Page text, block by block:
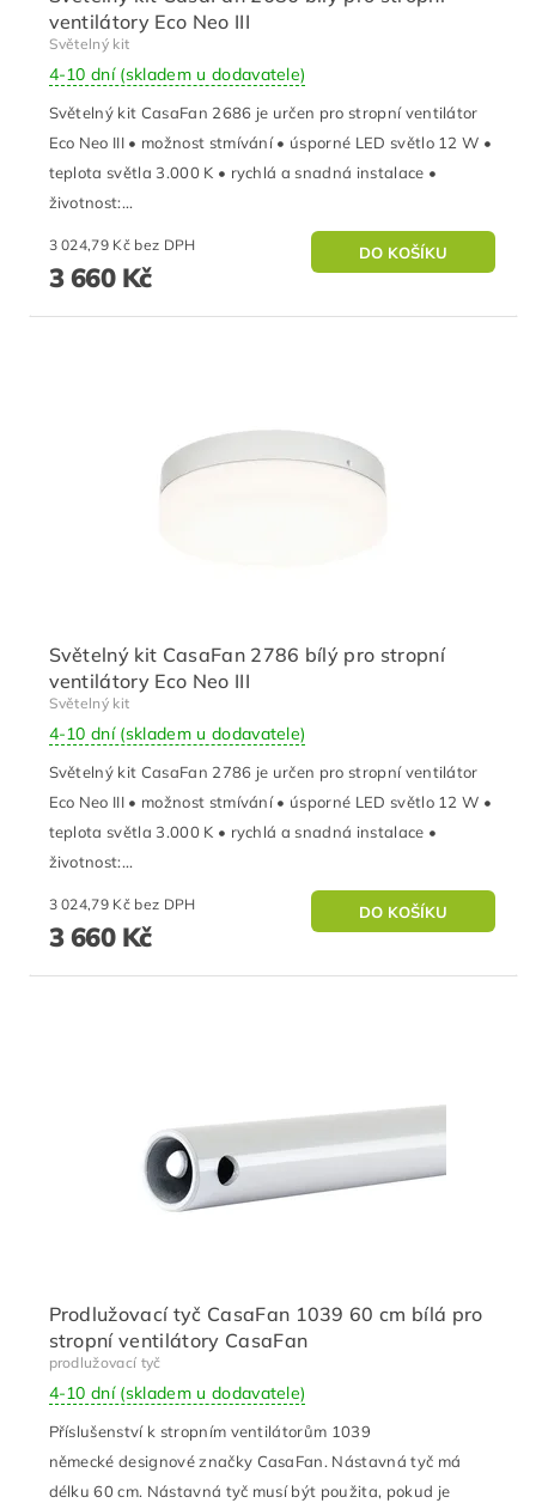
ventilátory Eco Neo III
Světelný kit
4-10 dní (skladem u dodavatele)
Světelný kit CasaFan 2686 je určen pro stropní ventilátor
Eco Neo III • možnost stmívání • úsporné LED světlo 12 W •
teplota světla 3.000 K • rychlá a snadná instalace •
životnost:...
3 024,79 Kč bez DPH
3 660 Kč
Světelný kit CasaFan 2786 bílý pro stropní
ventilátory Eco Neo III
Světelný kit
4-10 dní (skladem u dodavatele)
Světelný kit CasaFan 2786 je určen pro stropní ventilátor
Eco Neo III • možnost stmívání • úsporné LED světlo 12 W •
teplota světla 3.000 K • rychlá a snadná instalace •
životnost:...
3 024,79 Kč bez DPH
3 660 Kč
Prodlužovací tyč CasaFan 1039 60 cm bílá pro
stropní ventilátory CasaFan
prodlužovací tyč
4-10 dní (skladem u dodavatele)
Příslušenství k stropním ventilátorům 1039
německé designové značky CasaFan. Nástavná tyč má
délku 60 cm. Nástavná tyč musí být použita, pokud je